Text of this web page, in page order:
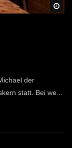
der
statt. Bei we...